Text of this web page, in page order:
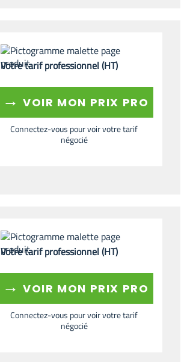
Votre tarif professionnel (HT)
→ VOIR MON PRIX PRO
Connectez-vous pour voir votre tarif
négocié
Votre tarif professionnel (HT)
→ VOIR MON PRIX PRO
Connectez-vous pour voir votre tarif
négocié